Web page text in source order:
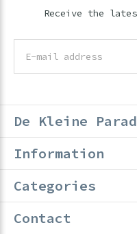
Receive the
De Kleine
Information
Categories
Contact